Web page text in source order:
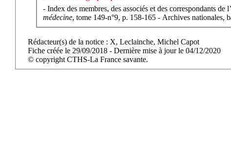
- Index des membres, des associés et des correspondants
médecine, tome 149-n°9, p. 158-165 - Archives nationales,
Rédacteur(s) de la notice : X, Leclainche, Michel Capot
Fiche créée le 29/09/2018 - Dernière mise à jour le 04/12/2020
© copyright CTHS-La France savante.